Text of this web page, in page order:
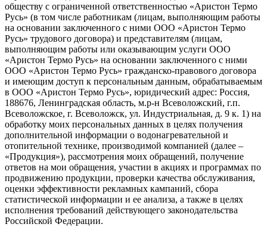
обществу с ограниченной ответственностью «Аристон Термо
Русь» (в том числе работникам (лицам, выполняющим работы
на основании заключенного с ними ООО «Аристон Термо
Русь» трудового договора) и представителям (лицам,
выполняющим работы или оказывающим услуги ООО
«Аристон Термо Русь» на основании заключенного с ними
ООО «Аристон Термо Русь» гражданско-правового договора
и имеющим доступ к персональным данным, обрабатываемым
в ООО «Аристон Термо Русь», юридический адрес: Россия,
188676, Ленинградская область, м.р-н Всеволожский, г.п.
Всеволожское, г. Всеволожск, ул. Индустриальная, д. 9 к. 1) на
обработку моих персональных данных в целях получения
дополнительной информации о водонагревательной и
отопительной технике, производимой компанией (далее –
«Продукция»), рассмотрения моих обращений, получение
ответов на мои обращения, участии в акциях и программах по
продвижению продукции, проверки качества обслуживания,
оценки эффективности рекламных кампаний, сбора
статистической информации и ее анализа, а также в целях
исполнения требований действующего законодательства
Российской Федерации.